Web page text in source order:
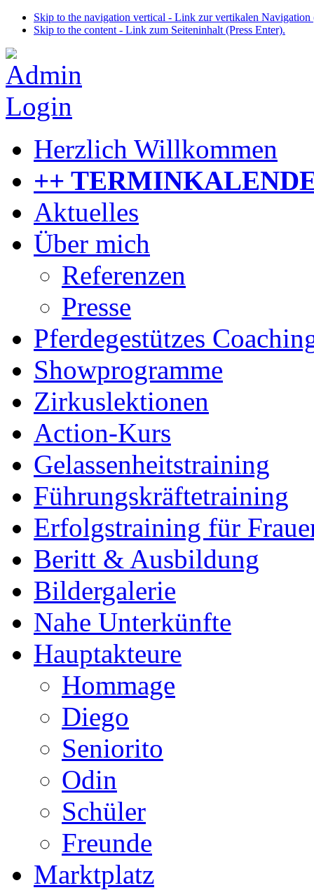
Skip to the navigation vertical - Link zur vertikalen Navigation
Skip to the content - Link zum Seiteninhalt (Press Enter).
Herzlich Willkommen
++
Aktuelles
Über mich
Referenzen
Presse
Pferdegestützes
Showprogramme
Zirkuslektionen
Action-Kurs
Gelassenheitstraining
Führungskräftetraining
Erfolgstraining für
Beritt & Ausbildung
Bildergalerie
Nahe Unterkünfte
Hauptakteure
Hommage
Diego
Seniorito
Odin
Schüler
Freunde
Marktplatz